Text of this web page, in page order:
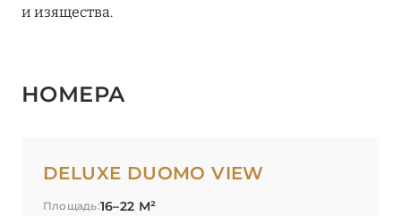
УМБРИЯ
ДЖУЛИЯ
и изящества.
НОМЕРА
DELUXE DUOMO VIEW
Площадь:16–22 М²